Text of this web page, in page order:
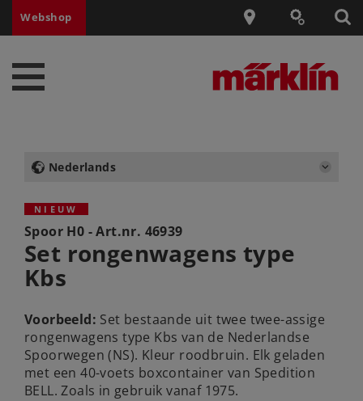
Webshop
Nederlands
NIEUW
Spoor H0 - Art.nr. 46939
Set rongenwagens type
Kbs
Voorbeeld: Set bestaande uit twee twee-assige
rongenwagens type Kbs van de Nederlandse
Spoorwegen (NS). Kleur roodbruin. Elk geladen
met een 40-voets boxcontainer van Spedition
BELL. Zoals in gebruik vanaf 1975.